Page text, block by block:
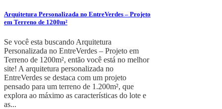
Arquitetura Personalizada no EntreVerdes – Projeto
em Terreno de 1200m²
Se você esta buscando Arquitetura
Personalizada no EntreVerdes – Projeto em
Terreno de 1200m², então você está no melhor
site! A arquitetura personalizada no
EntreVerdes se destaca com um projeto
pensado para um terreno de 1.200m², que
explora ao máximo as características do lote e
as...